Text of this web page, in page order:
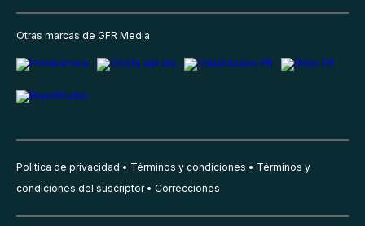
Otras marcas de GFR Media
Política de privacidad Términos y condiciones
Términos y
condiciones del suscriptor
Correcciones